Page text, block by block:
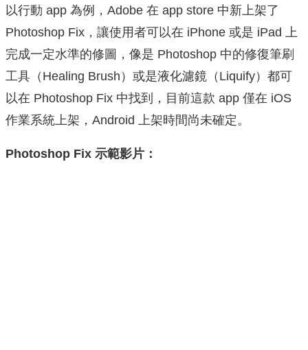
以行動 app 為例，Adobe 在 app store 中新上架了
Photoshop Fix，讓使用者可以在 iPhone 或是 iPad 上
完成一定水準的修圖，像是 Photoshop 中的修復筆刷
工具（Healing Brush）或是液化濾鏡（Liquify）都可
以在 Photoshop Fix 中找到，目前這款 app 僅在 iOS
作業系統上架，Android 上架時間尚未確定。
Photoshop Fix 示範影片：